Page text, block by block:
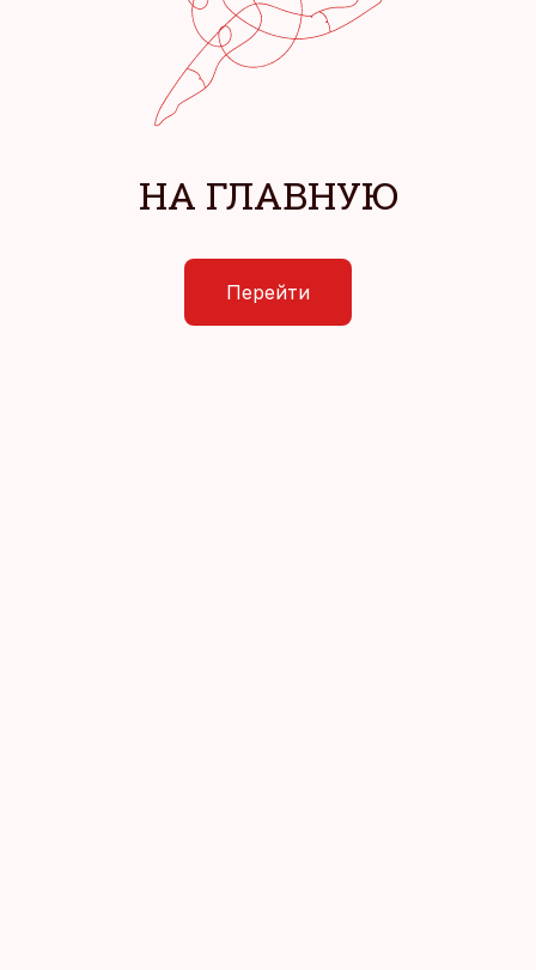
НА ГЛАВНУЮ
Перейти